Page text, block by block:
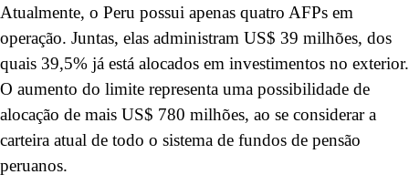
Atualmente, o Peru possui apenas quatro AFPs em
operação. Juntas, elas administram US$ 39 milhões, dos
quais 39,5% já está alocados em investimentos no exterior.
O aumento do limite representa uma possibilidade de
alocação de mais US$ 780 milhões, ao se considerar a
carteira atual de todo o sistema de fundos de pensão
peruanos.